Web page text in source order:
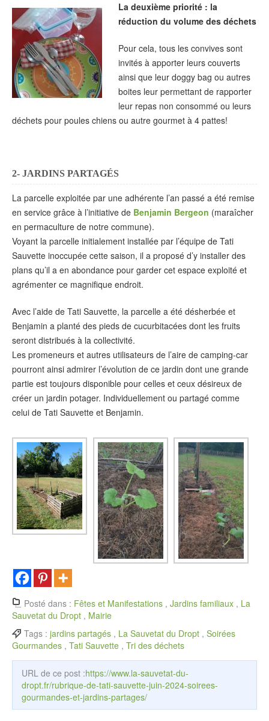
La deuxième priorité : la
réduction du volume des déchets
Pour cela, tous les convives sont
invités à apporter leurs couverts
ainsi que leur doggy bag ou autres
boites leur permettant de rapporter
leur repas non consommé ou leurs
déchets pour poules chiens ou autre gourmet à 4 pattes!
2- JARDINS PARTAGÉS
La parcelle exploitée par une adhérente l’an passé a été remise
en service grâce à l’initiative de Benjamin Bergeon (maraîcher
en permaculture de notre commune).
Voyant la parcelle initialement installée par l’équipe de Tati
Sauvette inoccupée cette saison, il a proposé d’y installer des
plans qu’il a en abondance pour garder cet espace exploité et
agrémenter ce magnifique endroit.
Avec l’aide de Tati Sauvette, la parcelle a été désherbée et
Benjamin a planté des pieds de cucurbitacées dont les fruits
seront distribués à la collectivité.
Les promeneurs et autres utilisateurs de l’aire de camping-car
pourront ainsi admirer l’évolution de ce jardin dont une grande
partie est toujours disponible pour celles et ceux désireux de
créer un jardin potager. Individuellement ou partagé comme
celui de Tati Sauvette et Benjamin.
Posté dans : Fêtes et Manifestations , Jardins familiaux , La
Sauvetat du Dropt , Mairie
Tags : jardins partagés , La Sauvetat du Dropt , Soirées
Gourmandes , Tati Sauvette , Tri des déchets
URL de ce post :https://www.la-sauvetat-du-
dropt.fr/rubrique-de-tati-sauvette-juin-2024-soirees-
gourmandes-et-jardins-partages/